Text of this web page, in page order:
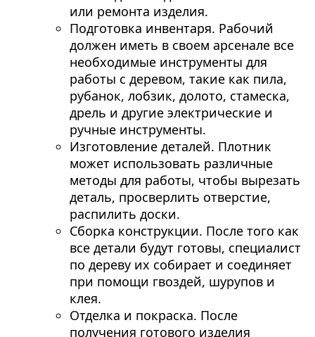
или ремонта изделия.
Подготовка инвентаря. Рабочий
должен иметь в своем арсенале все
необходимые инструменты для
работы с деревом, такие как пила,
рубанок, лобзик, долото, стамеска,
дрель и другие электрические и
ручные инструменты.
Изготовление деталей. Плотник
может использовать различные
методы для работы, чтобы вырезать
деталь, просверлить отверстие,
распилить доски.
Сборка конструкции. После того как
все детали будут готовы, специалист
по дереву их собирает и соединяет
при помощи гвоздей, шурупов и
клея.
Отделка и покраска. После
получения готового изделия